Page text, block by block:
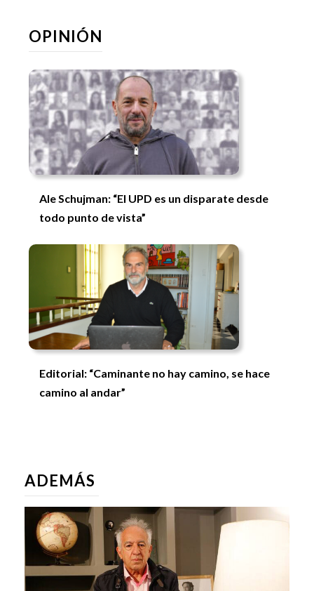
OPINIÓN
Ale Schujman: “El UPD es un disparate desde
todo punto de vista”
Editorial: “Caminante no hay camino, se hace
camino al andar”
ADEMÁS